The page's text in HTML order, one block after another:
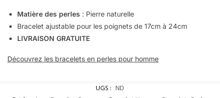
Matière des perles : Pierre naturelle
Bracelet ajustable pour les poignets de 17cm à 24cm
LIVRAISON GRATUITE
Découvrez les bracelets en perles pour homme
UGS : ND